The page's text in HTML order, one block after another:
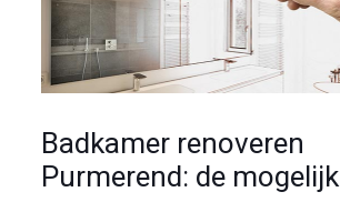
Badkamer renoveren
Purmerend: de